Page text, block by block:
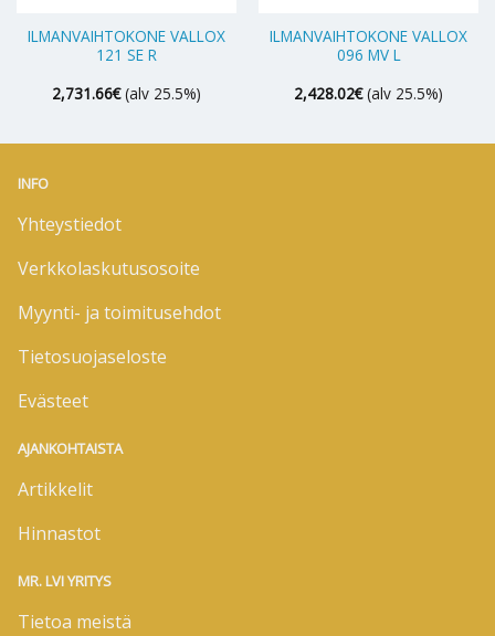
ILMANVAIHTOKONE VALLOX
121 SE R
2,731.66€ (alv 25.5%)
ILMANVAIHTOKONE VALLOX
096 MV L
2,428.02€ (alv 25.5%)
INFO
Yhteystiedot
Verkkolaskutusosoite
Myynti- ja toimitusehdot
Tietosuojaseloste
Evästeet
AJANKOHTAISTA
Artikkelit
Hinnastot
MR. LVI YRITYS
Tietoa meistä